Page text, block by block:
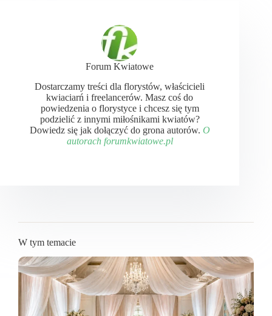
Forum Kwiatowe
Dostarczamy treści dla florystów, właścicieli
kwiaciarń i freelancerów. Masz coś do
powiedzenia o florystyce i chcesz się tym
podzielić z innymi miłośnikami kwiatów?
Dowiedz się jak dołączyć do grona autorów. O
autorach forumkwiatowe.pl
W tym temacie